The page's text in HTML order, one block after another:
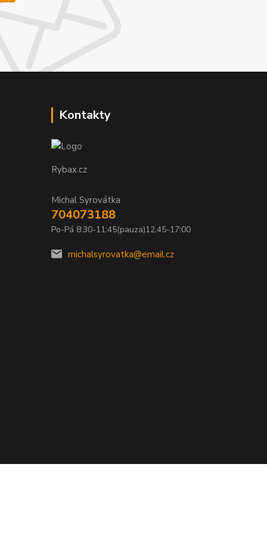
Kontakty
Rybax.cz
Michal Syrovátka
704073188
Po-Pá 8:30-11:45(pauza)12:45-17:00
michalsyrovatka@email.cz